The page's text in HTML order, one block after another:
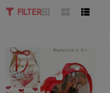
FILTER